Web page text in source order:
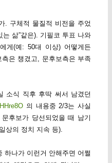
. 구체적 물질적 비전을 주었
는 삶”같은). 기필코 투표 나와
게(예: 50대 이상) 어떻게든
은 챙겼고, 문후보측은 부족
소식 직후 후딱 써서 남겼던
의 내용중 2/3는 사실
후보가 당선되었을 때 남기
상의 정치 지속 등).
하나가 이런거 안해주면 어쩔